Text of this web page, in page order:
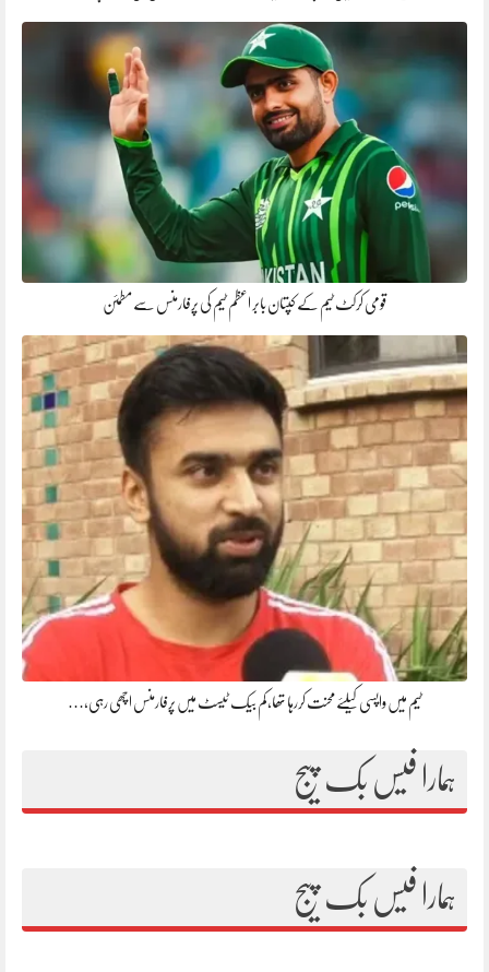
قومی کرکٹ ٹیم کے کپتان بابر اعظم ٹیم کی پرفارمنس سے مطمئن
ٹیم میں واپسی کیلئے محنت کررہا تھا، کم بیک ٹیسٹ میں پرفارمنس اچھی رہی،…
ہمارا فیس بک پیج
ہمارا فیس بک پیج